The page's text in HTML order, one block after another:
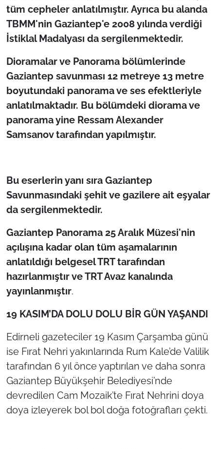
tüm cepheler anlatılmıştır. Ayrıca bu alanda
TBMM'nin Gaziantep'e 2008 yılında verdiği
İstiklal Madalyası da sergilenmektedir.
Dioramalar ve Panorama bölümlerinde
Gaziantep savunması 12 metreye 13 metre
boyutundaki panorama ve ses efektleriyle
anlatılmaktadır. Bu bölümdeki diorama ve
panorama yine Ressam Alexander
Samsanov tarafından yapılmıştır.
Bu eserlerin yanı sıra Gaziantep
Savunmasındaki şehit ve gazilere ait eşyalar
da sergilenmektedir.
Gaziantep Panorama 25 Aralık Müzesi'nin
açılışına kadar olan tüm aşamalarının
anlatıldığı belgesel TRT tarafından
hazırlanmıştır ve TRT Avaz kanalında
yayınlanmıştır.
19 KASIM’DA DOLU DOLU BİR GÜN YAŞANDI
Edirneli gazeteciler 19 Kasım Çarşamba günü
ise Fırat Nehri yakınlarında Rum Kale’de Valilik
tarafından 6 yıl önce yaptırılan ve daha sonra
Gaziantep Büyükşehir Belediyesi’nde
devredilen Cam Mozaik’te Fırat Nehrini doya
doya izleyerek bol bol doğa fotoğrafları çekti.